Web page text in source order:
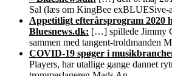
Sal (læs om KingBee exBLUESive-
Appetitligt efterårsprogram 2020
Bluesnews.dk: […] spillede Jimmy
sammen med tangent-troldmanden
COVID-19 spøger i
Players, har utallige gange dannet